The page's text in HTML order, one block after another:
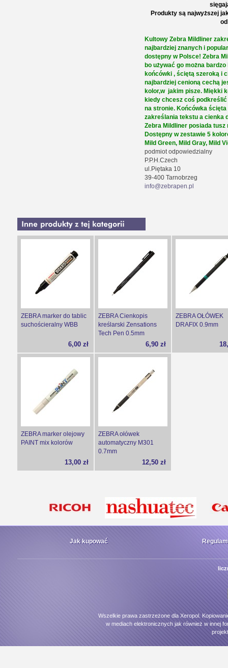
Produkty są najwyższej
Kultowy Zebra Mildliner
najbardziej znanych i
dostępny w Polsce! Zebra
bo używać go można
końcówki , ściętą szeroką i
najbardziej cenioną cechą
kolor,w jakim pisze. Miękki
kiedy chcesz coś
na stronie. Końcówka
zakreślania tekstu a cienka
Zebra Mildliner posiada tusz
Dostępny w zestawie 5
Mild Green, Mild Gray, Mild
podmiot odpowiedzialny
P.P.H.Czech
ul.Piętaka 10
39-400 Tarnobrzeg
info@zebrapen.pl
ZEBRA marker do tablic
suchościeralny WBB
6,00 zł
ZEBRA Cienkopis
kreślarski Zensations
Tech Pen 0.5mm
6,90 zł
ZEBRA OŁÓWEK
DRAFIX 0.9mm
ZEBRA marker olejowy
PAINT mix kolorów
13,00 zł
ZEBRA ołówek
automatyczny M301
0.7mm
12,50 zł
Jak kupować
Wszelkie prawa zastrzeżone dla Xeropol.
w mediach elektronicznych jak również w innej